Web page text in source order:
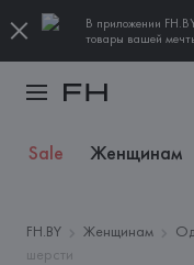
В приложении
товары вашей
Sale Женщинам
FH.BY Женщинам
шерсти